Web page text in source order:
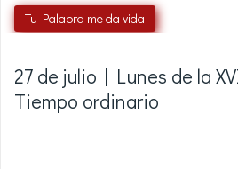
Tu Palabra me da vida
27 de julio | Lunes de la
Tiempo ordinario